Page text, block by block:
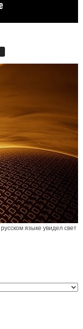
языке увидел свет